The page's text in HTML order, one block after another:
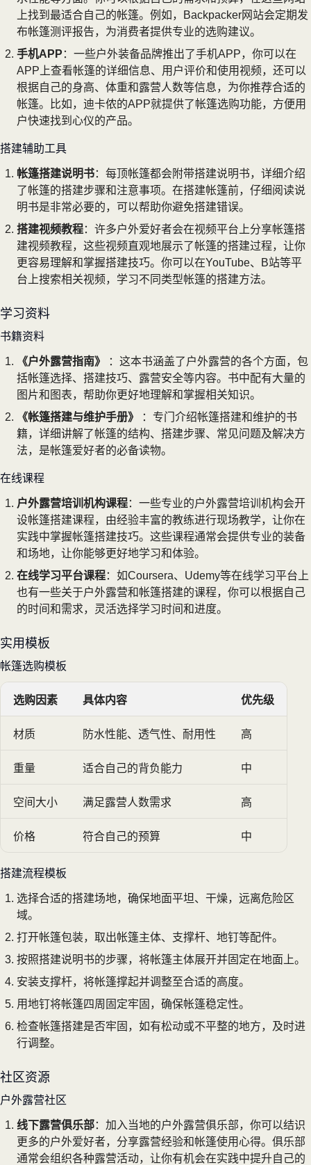
上找到最适合自己的帐篷。例如，Backpacker网站会定期发
布帐篷测评报告，为消费者提供专业的选购建议。
手机APP ：一些户外装备品牌推出了手机APP，你可以在
APP上查看帐篷的详细信息、用户评价和使用视频，还可以
根据自己的身高、体重和露营人数等信息，为你推荐合适的
帐篷。比如，迪卡侬的APP就提供了帐篷选购功能，方便用
户快速找到心仪的产品。
搭建辅助工具
帐篷搭建说明书：每顶帐篷都会附带搭建说明书，详细介绍
了帐篷的搭建步骤和注意事项。在搭建帐篷前，仔细阅读说
明书是非常必要的，可以帮助你避免搭建错误。
搭建视频教程：许多户外爱好者会在视频平台上分享帐篷搭
建视频教程，这些视频直观地展示了帐篷的搭建过程，让你
更容易理解和掌握搭建技巧。你可以在YouTube、B站等平
台上搜索相关视频，学习不同类型帐篷的搭建方法。
学习资料
书籍资料
《户外露营指南》
：这本书涵盖了户外露营的各个方面，包
括帐篷选择、搭建技巧、露营安全等内容。书中配有大量的
图片和图表，帮助你更好地理解和掌握相关知识。
《帐篷搭建与维护手册》
：专门介绍帐篷搭建和维护的书
籍，详细讲解了帐篷的结构、搭建步骤、常见问题及解决方
法，是帐篷爱好者的必备读物。
在线课程
户外露营培训机构课程：一些专业的户外露营培训机构会开
设帐篷搭建课程，由经验丰富的教练进行现场教学，让你在
实践中掌握帐篷搭建技巧。这些课程通常会提供专业的装备
和场地，让你能够更好地学习和体验。
在线学习平台课程：如Coursera、Udemy等在线学习平台上
也有一些关于户外露营和帐篷搭建的课程，你可以根据自己
的时间和需求，灵活选择学习时间和进度。
实用模板
帐篷选购模板
选购因素 具体内容 优先级
材质 防水性能、透气性、耐用性 高
重量 适合自己的背负能力 中
空间大小 满足露营人数需求 高
价格 符合自己的预算 中
搭建流程模板
选择合适的搭建场地，确保地面平坦、干燥，远离危险区
域。
打开帐篷包装，取出帐篷主体、支撑杆、地钉等配件。
按照搭建说明书的步骤，将帐篷主体展开并固定在地面上。
安装支撑杆，将帐篷撑起并调整至合适的高度。
用地钉将帐篷四周固定牢固，确保帐篷稳定性。
检查帐篷搭建是否牢固，如有松动或不平整的地方，及时进
行调整。
社区资源
户外露营社区
线下露营俱乐部：加入当地的户外露营俱乐部，你可以结识
更多的户外爱好者，分享露营经验和帐篷使用心得。俱乐部
通常会组织各种露营活动，让你有机会在实践中提升自己的